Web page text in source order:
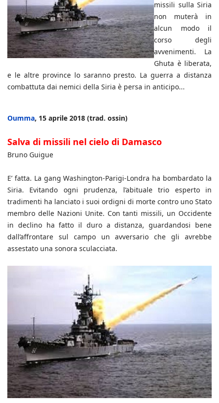
missili sulla Siria
non muterà in
alcun modo il
corso degli
avvenimenti. La
Ghuta è liberata,
e le altre province lo saranno presto. La guerra a distanza
combattuta dai nemici della Siria è persa in anticipo...
Oumma, 15 aprile 2018 (trad. ossin)
Salva di missili nel cielo di Damasco
Bruno Guigue
E’ fatta. La gang Washington-Parigi-Londra ha bombardato la
Siria. Evitando ogni prudenza, l’abituale trio esperto in
tradimenti ha lanciato i suoi ordigni di morte contro uno Stato
membro delle Nazioni Unite. Con tanti missili, un Occidente
in declino ha fatto il duro a distanza, guardandosi bene
dall’affrontare sul campo un avversario che gli avrebbe
assestato una sonora sculacciata.